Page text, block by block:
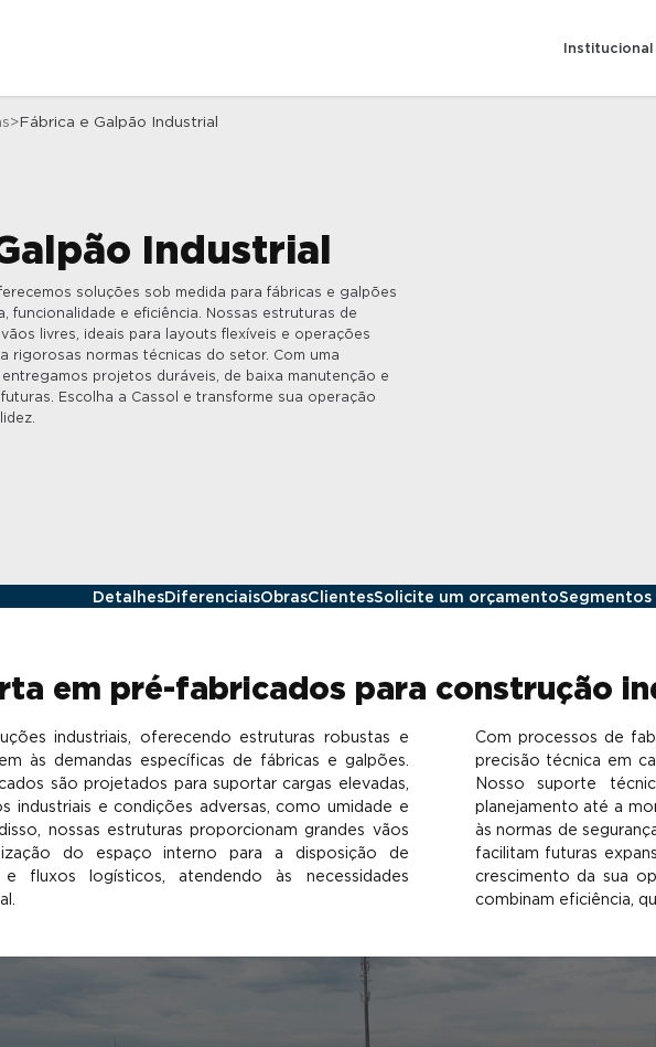
Institucional
Fábrica e Galpão Industrial
Industrial
soluções sob medida para fábricas e galpões
funcionalidade e eficiência. Nossas estruturas de
livres, ideais para layouts flexíveis e operações
rigorosas normas técnicas do setor. Com uma
projetos duráveis, de baixa manutenção e
Escolha a Cassol e transforme sua operação
DetalhesDiferenciaisObrasClientesSolicite um orçamentoSegmentos
em pré-fabricados para construção
industriais, oferecendo estruturas robustas e
às demandas específicas de fábricas e galpões.
são projetados para suportar cargas elevadas,
industriais e condições adversas, como umidade e
nossas estruturas proporcionam grandes vãos
do espaço interno para a disposição de
e fluxos logísticos, atendendo às necessidades
Com processos de
precisão técnica em
Nosso suporte
planejamento até a
às normas de
facilitam futuras
crescimento da sua
combinam eficiência,